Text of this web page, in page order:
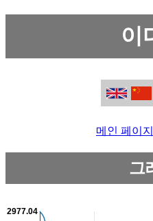
이
메인 페이
그
2977.04